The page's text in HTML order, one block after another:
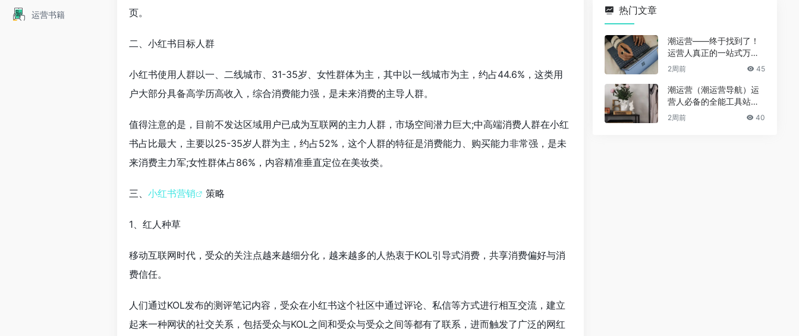
运营书籍
页。
二、小红书目标人群
小红书使用人群以一、二线城市、31-35岁、女性群体为主，其中以一线城市为主，约占44.6%，这类用
户大部分具备高学历高收入，综合消费能力强，是未来消费的主导人群。
值得注意的是，目前不发达区域用户已成为互联网的主力人群，市场空间潜力巨大;中高端消费人群在小红
书占比最大，主要以25-35岁人群为主，约占52%，这个人群的特征是消费能力、购买能力非常强，是未
来消费主力军;女性群体占86%，内容精准垂直定位在美妆类。
三、 小红书营销 策略
1、红人种草
移动互联网时代，受众的关注点越来越细分化，越来越多的人热衷于KOL引导式消费，共享消费偏好与消
费信任。
人们通过KOL发布的测评笔记内容，受众在小红书这个社区中通过评论、私信等方式进行相互交流，建立
起来一种网状的社交关系，包括受众与KOL之间和受众与受众之间等都有了联系，进而触发了广泛的网红
热门文章
潮运营——终于找到了！
运营人真正的一站式万能
资源导航（免费、无广
2周前 45
潮运营（潮运营导航）运
营人必备的全能工具站｜
完整功能详解
2周前 40